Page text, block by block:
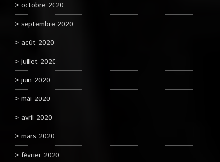
octobre 2020
septembre 2020
août 2020
juillet 2020
juin 2020
mai 2020
avril 2020
mars 2020
février 2020